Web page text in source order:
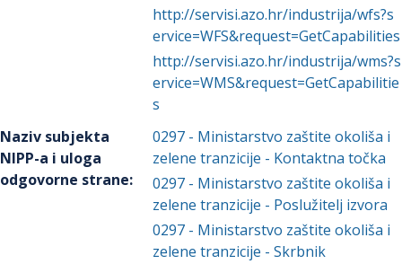
http://servisi.azo.hr/industrija/wfs?s
ervice=WFS&request=GetCapabilities
http://servisi.azo.hr/industrija/wms?s
ervice=WMS&request=GetCapabilitie
s
Naziv subjekta
NIPP-a i uloga
odgovorne strane:
0297 - Ministarstvo zaštite okoliša i
zelene tranzicije - Kontaktna točka
0297 - Ministarstvo zaštite okoliša i
zelene tranzicije - Poslužitelj izvora
0297 - Ministarstvo zaštite okoliša i
zelene tranzicije - Skrbnik